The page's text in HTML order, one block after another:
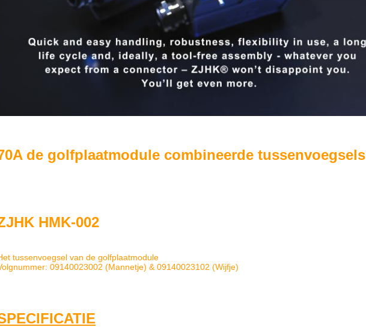
de golfplaatmodule combineerde tussenvoegsels
HMK-002
tussenvoegsel van de golfplaatmodule
09140023002 (Mannetje) & 09140023102 (Wijfje)